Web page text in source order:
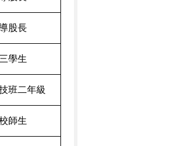
股長
學生
班二年級
師生